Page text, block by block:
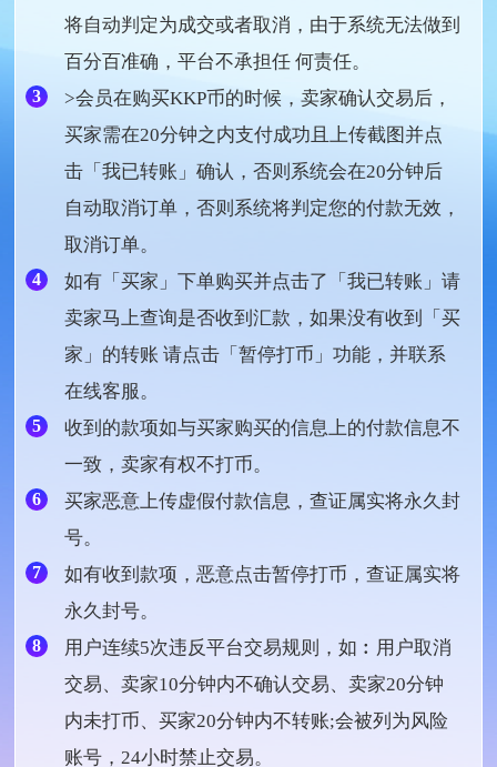
将自动判定为成交或者取消，由于系统无法做到
百分百准确，平台不承担任 何责任。
3
>会员在购买KKP币的时候，卖家确认交易后，
买家需在20分钟之内支付成功且上传截图并点
击「我已转账」确认，否则系统会在20分钟后
自动取消订单，否则系统将判定您的付款无效，
取消订单。
4
如有「买家」下单购买并点击了「我已转账」请
卖家马上查询是否收到汇款，如果没有收到「买
家」的转账 请点击「暂停打币」功能，并联系
在线客服。
5
收到的款项如与买家购买的信息上的付款信息不
一致，卖家有权不打币。
6
买家恶意上传虚假付款信息，查证属实将永久封
号。
7
如有收到款项，恶意点击暂停打币，查证属实将
永久封号。
8
用户连续5次违反平台交易规则，如︰用户取消
交易、卖家10分钟内不确认交易、卖家20分钟
内未打币、买家20分钟内不转账;会被列为风险
账号，24小时禁止交易。